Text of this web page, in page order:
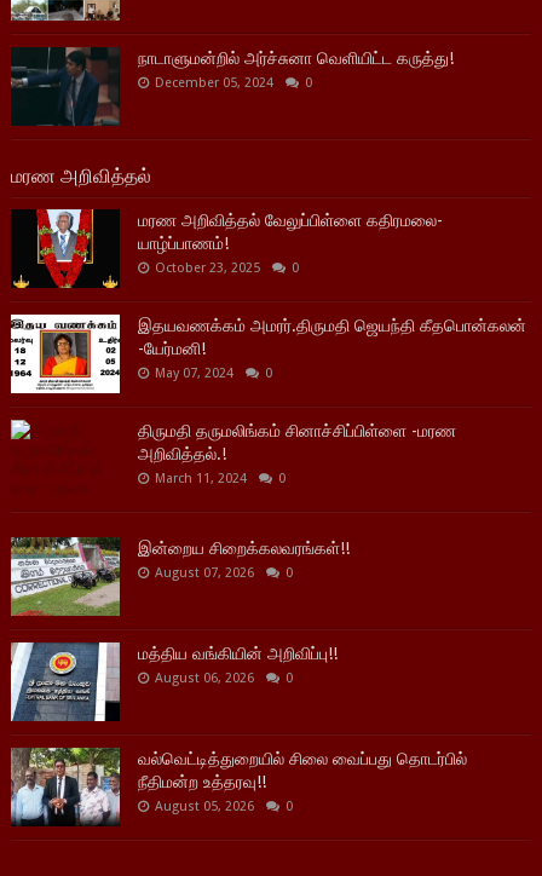
நாடாளுமன்றில் அர்ச்சுனா வெளியிட்ட கருத்து!
December 05, 2024 0
மரண அறிவித்தல்
மரண அறிவித்தல் வேலுப்பிள்ளை கதிரமலை-
யாழ்ப்பாணம்!
October 23, 2025 0
இதயவணக்கம் அமரர்.திருமதி ஜெயந்தி கீதபொன்கலன்
-யேர்மனி!
May 07, 2024 0
திருமதி தருமலிங்கம் சினாச்சிப்பிள்ளை -மரண
அறிவித்தல்.!
March 11, 2024 0
இன்றைய சிறைக்கலவரங்கள்!!
August 07, 2026 0
மத்திய வங்கியின் அறிவிப்பு!!
August 06, 2026 0
வல்வெட்டித்துறையில் சிலை வைப்பது தொடர்பில்
நீதிமன்ற உத்தரவு!!
August 05, 2026 0